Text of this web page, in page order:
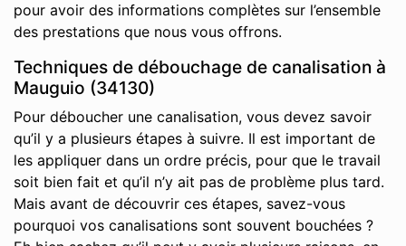
pour avoir des informations complètes sur l’ensemble
des prestations que nous vous offrons.
Techniques de débouchage de canalisation à
Mauguio (34130)
Pour déboucher une canalisation, vous devez savoir
qu’il y a plusieurs étapes à suivre. Il est important de
les appliquer dans un ordre précis, pour que le travail
soit bien fait et qu’il n’y ait pas de problème plus tard.
Mais avant de découvrir ces étapes, savez-vous
pourquoi vos canalisations sont souvent bouchées ?